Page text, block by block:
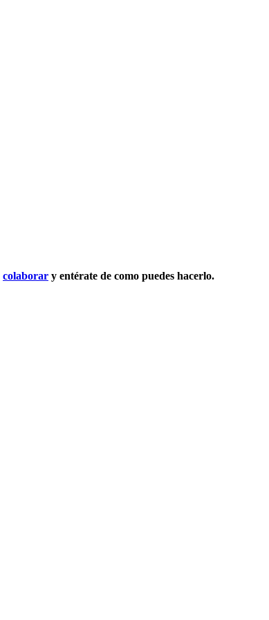
colaborar y entérate de como puedes hacerlo.